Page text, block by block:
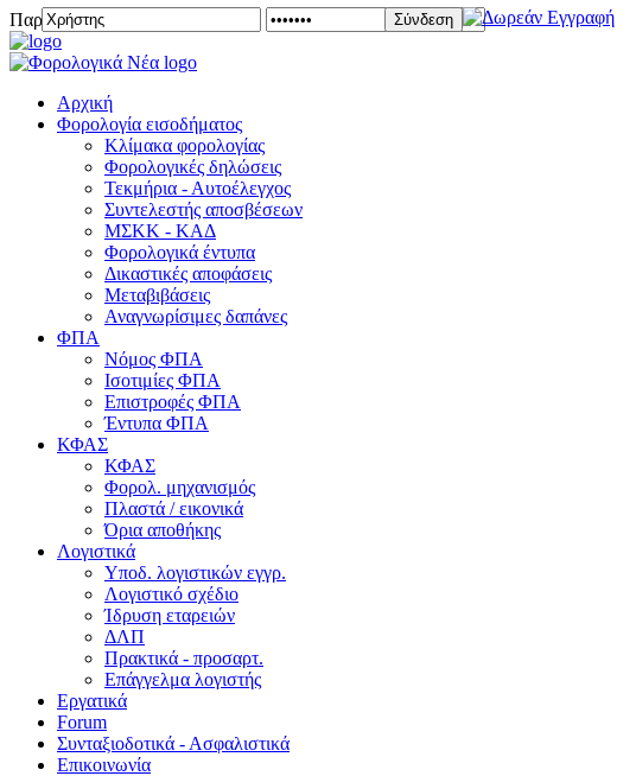
Παρασκευή 07 Αυγούστου 2026
Αρχική
Φορολογία εισοδήματος
Κλίμακα φορολογίας
Φορολογικές δηλώσεις
Τεκμήρια - Αυτοέλεγχος
Συντελεστής αποσβέσεων
ΜΣKΚ - ΚΑΔ
Φορολογικά έντυπα
Δικαστικές αποφάσεις
Μεταβιβάσεις
Αναγνωρίσιμες δαπάνες
ΦΠΑ
Νόμος ΦΠΑ
Ισοτιμίες ΦΠΑ
Επιστροφές ΦΠΑ
Έντυπα ΦΠΑ
ΚΦΑΣ
ΚΦΑΣ
Φορολ. μηχανισμός
Πλαστά / εικονικά
Όρια αποθήκης
Λογιστικά
Υποδ. λογιστικών εγγρ.
Λογιστικό σχέδιο
Ίδρυση εταρειών
ΔΛΠ
Πρακτικά - προσαρτ.
Επάγγελμα λογιστής
Εργατικά
Forum
Συνταξιοδοτικά - Ασφαλιστικά
Επικοινωνία
Σύνδεση